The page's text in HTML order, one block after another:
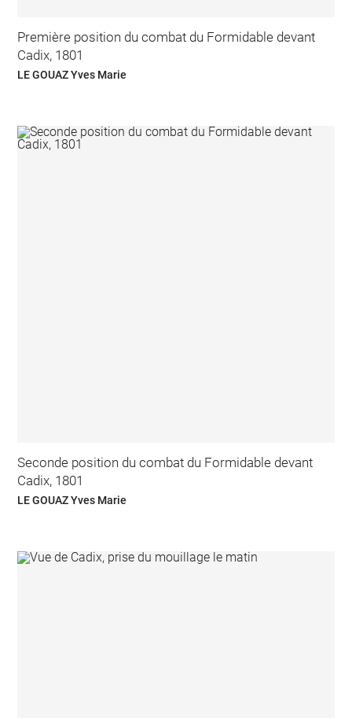
Première position du combat du Formidable devant
Cadix, 1801
LE GOUAZ Yves Marie
Seconde position du combat du Formidable devant
Cadix, 1801
LE GOUAZ Yves Marie